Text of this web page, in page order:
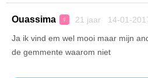
Ouassima ♀ 21 jaar 14-01-
Ja ik vind em wel mooi maar mijn
de gemmente waarom niet